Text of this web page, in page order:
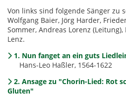
Von links sind folgende Sänger zu
Wolfgang Baier, Jörg Harder,
Sommer, Andreas Lorenz
Lenz.
1. Nun fanget an ein guts
Hans-Leo Haßler, 1564-1622
2. Ansage zu "Chorin-Lied: Rot
Gluten"